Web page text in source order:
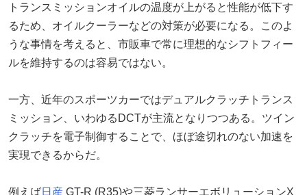
トランスミッションオイルの温度が上がると性能が低下す
るため、オイルクーラーなどの対策が必要になる。このよ
うな事情を考えると、市販車で常に理想的なシフトフィー
ルを維持するのは容易ではない。
一方、近年のスポーツカーではデュアルクラッチトランス
ミッション、いわゆるDCTが主流となりつつある。ツイン
クラッチを電子制御することで、ほぼ途切れのない加速を
実現できるからだ。
例えば日産 GT-R (R35)や三菱ランサーエボリューションX